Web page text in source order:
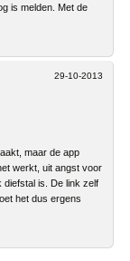
is melden. Met de
29-10-2013
maar de app
werkt, uit angst voor
diefstal is. De link zelf
het dus ergens